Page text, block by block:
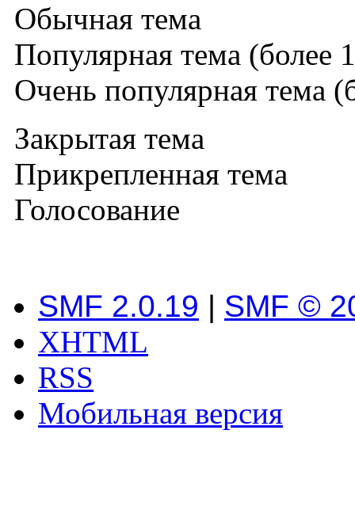
Обычная тема
Популярная тема (более
Очень популярная тема
Закрытая тема
Прикрепленная тема
Голосование
SMF 2.0.19 | SMF ©
XHTML
RSS
Мобильная версия